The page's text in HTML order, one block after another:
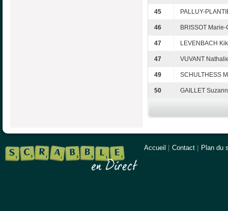
45 PALLUY-
46 BRISSOT
47 LEVENBACH
47 VUVANT
49 SCHULTHESS
50 GAILLET
Accueil Contact Plan du